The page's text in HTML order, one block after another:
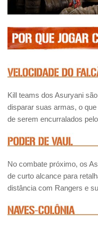
Kill teams dos Asuryani
disparar suas armas, o
de serem encurralados
No combate próximo, os
de curto alcance para
distância com Rangers e